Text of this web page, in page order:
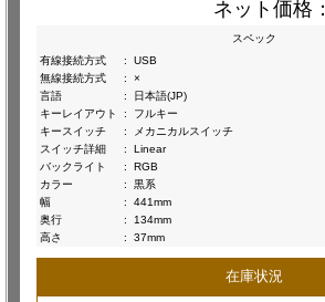
ネット価格：
スペック
有線接続方式
:
USB
無線接続方式
:
×
言語
:
日本語(JP)
キーレイアウト
:
フルキー
キースイッチ
:
メカニカルスイッチ
スイッチ詳細
:
Linear
バックライト
:
RGB
カラー
:
黒系
幅
:
441mm
奥行
:
134mm
高さ
: 37mm
在庫状況